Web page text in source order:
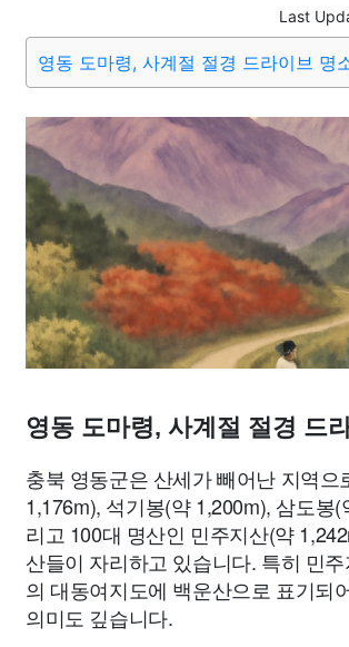
결혼 육아 반려동물 패션 미용 증
대출 자동차 취미 여행 맛집 IT
종교 사회 건강 의료
부동산 외국어 교육 교통 생활 기
Last
영동 도마령, 사계절 절경 드라이브 명
영동 도마령, 사계절 절경 드
충북 영동군은 산세가 빼어난 지역으
1,176m), 석기봉(약 1,200m), 삼도봉(
리고 100대 명산인 민주지산(약
산들이 자리하고 있습니다. 특히 민
의 대동여지도에 백운산으로 표기되
의미도 깊습니다.